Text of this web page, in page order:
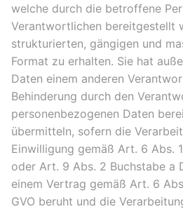
welche durch die betroffene
Verantwortlichen bereitgestellt
strukturierten, gängigen und
Format zu erhalten. Sie hat
Daten einem anderen
Behinderung durch den
personenbezogenen Daten
übermitteln, sofern die
Einwilligung gemäß Art. 6 Abs.
oder Art. 9 Abs. 2 Buchstabe a
einem Vertrag gemäß Art. 6
GVO beruht und die